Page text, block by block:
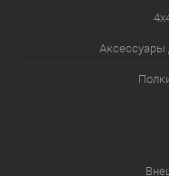
Аксессуары